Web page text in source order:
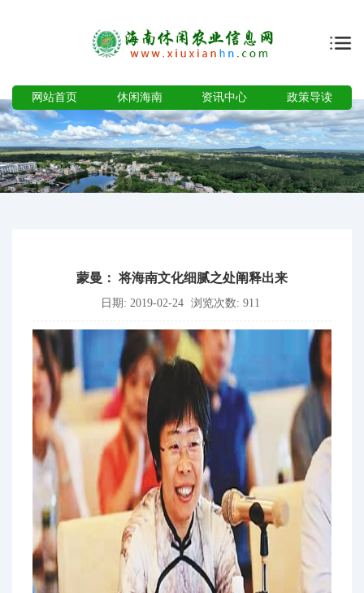
网站首页 休闲海南 资讯中心 政策导读
蒙曼： 将海南文化细腻之处阐释出来
日期: 2019-02-24 浏览次数: 911